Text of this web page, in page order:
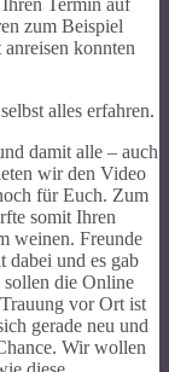
Termin auf
zum Beispiel
konnten
alles erfahren.
damit alle – auch
wir den Video
für Euch. Zum
somit Ihren
weinen. Freunde
dabei und es gab
sollen die Online
vor Ort ist
gerade neu und
Wir wollen